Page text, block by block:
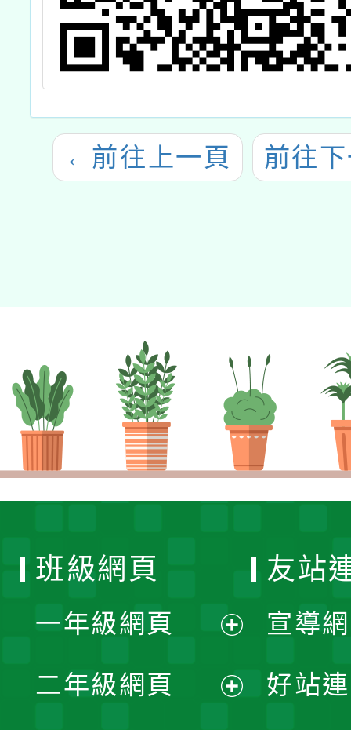
← 前往上一頁 前往
班級網頁
一年級網頁
開
二年級網頁
友站
宣導
好站